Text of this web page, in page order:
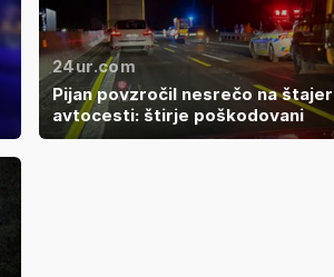
24ur.com
Pijan povzročil nesrečo na
avtocesti: štirje poškodovani